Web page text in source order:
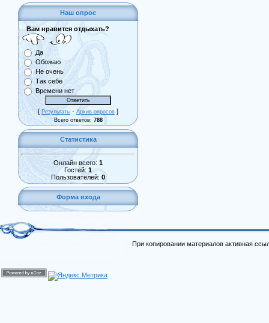
Наш опрос
Вам нравится отдыхать?
Да
Обожаю
Не очень
Так себе
Времени нет
[ Результаты · Архив опросов ]
Всего ответов: 788
Статистика
Онлайн всего: 1
Гостей: 1
Пользователей: 0
Форма входа
При копировании материалов активная